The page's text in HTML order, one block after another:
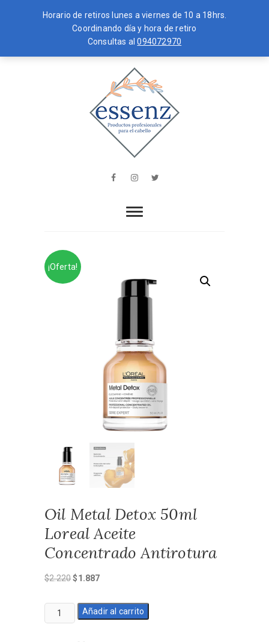
Horario de retiros lunes a viernes de 10 a 18hrs.
Coordinando día y hora de retiro
Consultas al094072970
to
essenz
EL CABELLO
FacebookInstagram
¡Oferta!
Oil Metal Detox 50ml
Loreal Aceite
Concentrado Antirotura
$2.220El
original
era:
$1.887El
actual
es:
Metal
Añadir al carrito